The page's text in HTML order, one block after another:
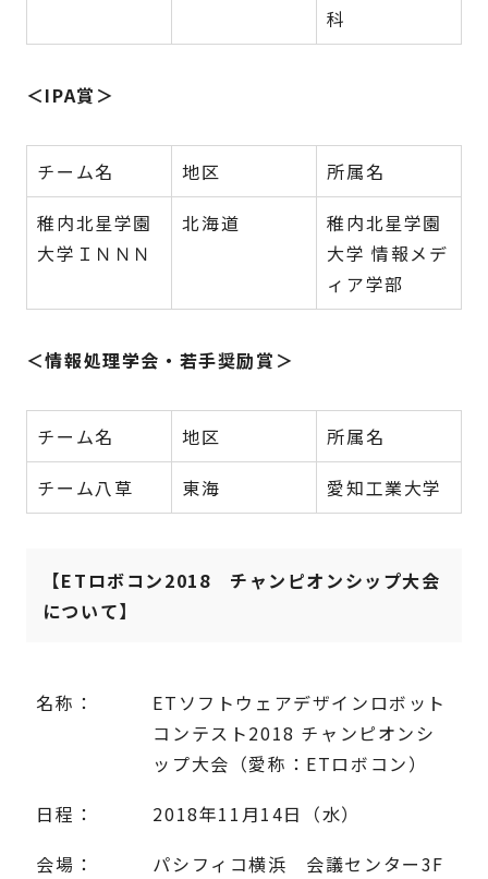
科
＜IPA賞＞
チーム名 地区
所属名
稚内北星学園
大学ＩＮＮＮ
北海道
稚内北星学園
大学 情報メデ
ィア学部
＜情報処理学会・若手奨励賞＞
チーム名 地区
所属名
チーム八草
東海 愛知工業大学
【ETロボコン2018 チャンピオンシップ大会
について】
名称：
ETソフトウェアデザインロボット
コンテスト2018 チャンピオンシ
ップ大会（愛称：ETロボコン）
日程：
2018年11月14日（水）
会場：
パシフィコ横浜 会議センター3F